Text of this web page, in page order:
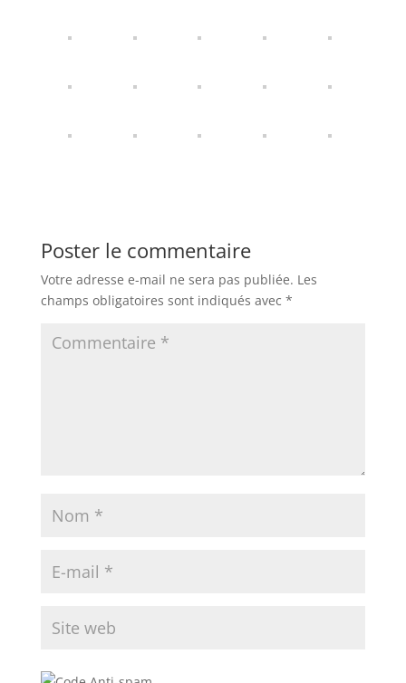
Poster le commentaire
Votre adresse e-mail ne sera pas publiée. Les
champs obligatoires sont indiqués avec *